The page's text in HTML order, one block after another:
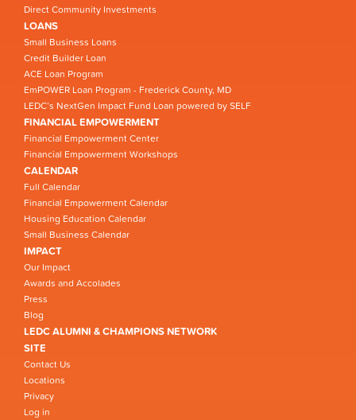
Direct Community Investments
LOANS
Small Business Loans
Credit Builder Loan
ACE Loan Program
EmPOWER Loan Program - Frederick County, MD
LEDC’s NextGen Impact Fund Loan powered by SELF
FINANCIAL EMPOWERMENT
Financial Empowerment Center
Financial Empowerment Workshops
CALENDAR
Full Calendar
Financial Empowerment Calendar
Housing Education Calendar
Small Business Calendar
IMPACT
Our Impact
Awards and Accolades
Press
Blog
LEDC ALUMNI & CHAMPIONS NETWORK
SITE
Contact Us
Locations
Privacy
Log in